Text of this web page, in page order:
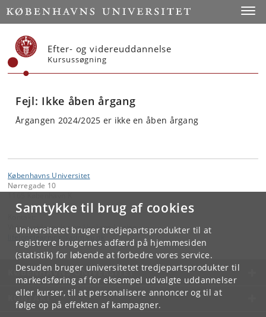
Samtykke til brug af cookies
Universitetet bruger tredjepartsprodukter til at
registrere brugernes adfærd på hjemmesiden
(statistik) for løbende at forbedre vores service.
Desuden bruger universitetet tredjepartsprodukter til
markedsføring af for eksempel udvalgte uddannelser
eller kurser, til at personalisere annoncer og til at
følge op på effekten af kampagner.
Start
Efter- og videreuddannelse
Kursussøgning
Fejl: Ikke åben årgang
Årgangen 2024/2025 er ikke en åben årgang
Københavns Universitet
Nørregade 10
Videreuddannelse og Livslang Læring
.ku
KØBENHAVNS UNIVERSITET
KONTAKT